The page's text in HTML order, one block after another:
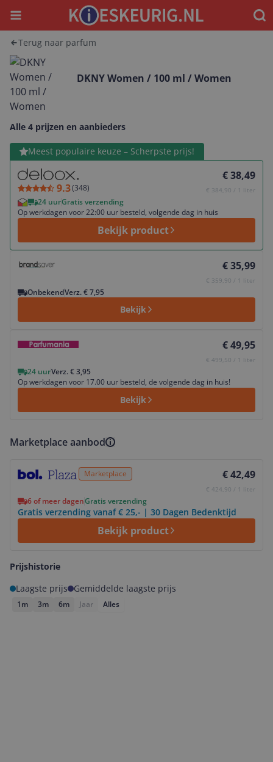
Menu
Terug naar parfum
DKNY Women / 100 ml / Women
Alle 4 prijzen en aanbieders
Meest populaire keuze – Scherpste prijs!
9.3(348)
€ 38,49
€ 384,90 / 1 liter
24 uurGratis verzending
Op werkdagen voor 22:00 uur besteld, volgende dag in huis
Bekijk product
Bekijk product
€ 35,99
€ 359,90 / 1 liter
OnbekendVerz. € 7,95
Bekijk
€ 49,95
€ 499,50 / 1 liter
24 uurVerz. € 3,95
Op werkdagen voor 17.00 uur besteld, de volgende dag in huis!
Bekijk
Marketplace aanbod
Marketplace € 42,49
€ 424,90 / 1 liter
6 of meer dagenGratis verzending
Gratis verzending vanaf € 25,- | 30 Dagen Bedenktijd
Bekijk product
Prijshistorie
Laagste prijs
Gemiddelde laagste prijs
1m 3m 6m Jaar Alles